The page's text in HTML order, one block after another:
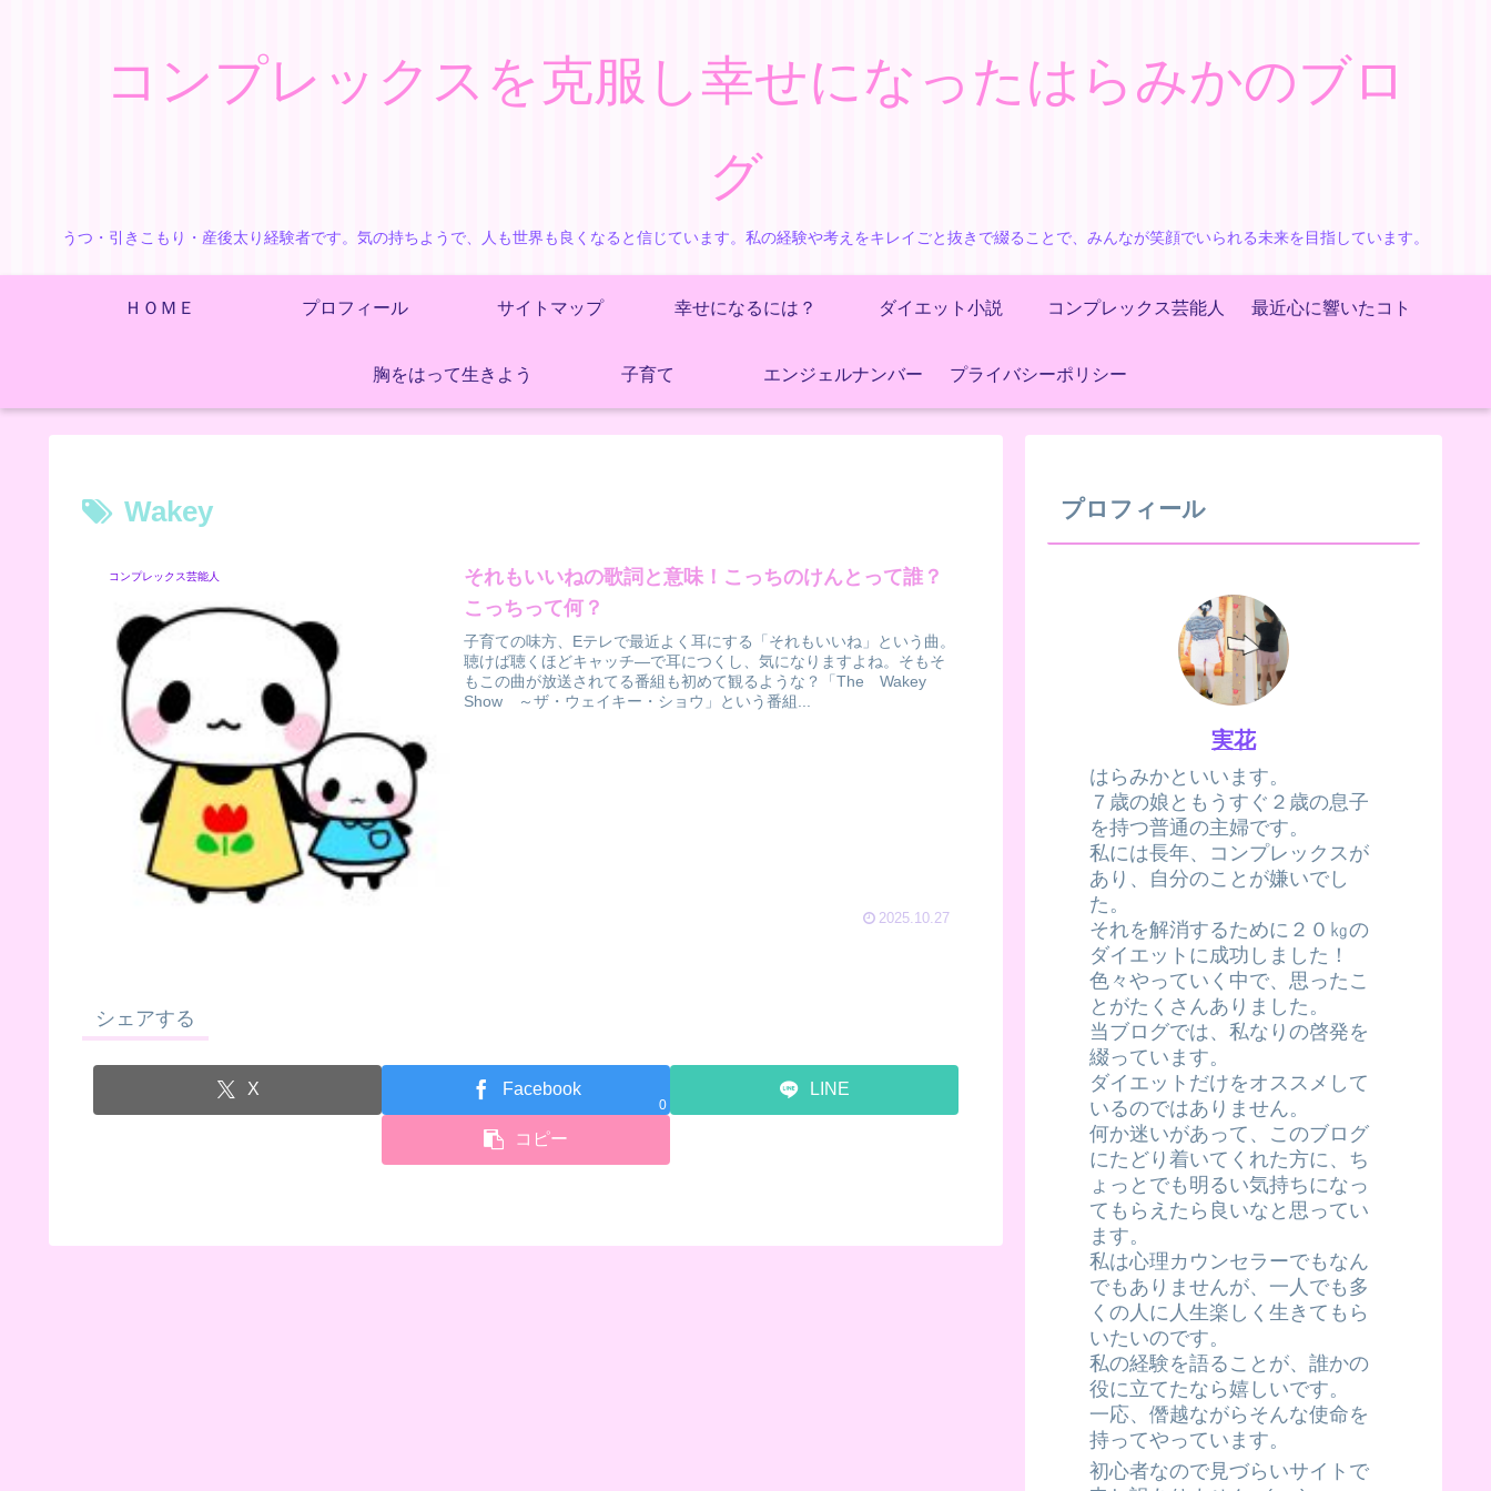
コンプレックスを克服し幸せになったはらみかのブロ
グ
うつ・引きこもり・産後太り経験者です。気の持ちようで、人も世界も良くなると信じています。私の経験や考えをキレイごと抜きで綴ることで、みんなが笑顔でいられる未来を目指しています。
ＨＯＭＥ プロフィール サイトマップ 幸せになるには？ ダイエット小説 コンプレックス芸能人 最近心に響いたコト
胸をはって生きよう 子育て エンジェルナンバー プライバシーポリシー
Wakey
コンプレックス芸能人
それもいいねの歌詞と意味！こっちのけんとって誰？
こっちって何？
子育ての味方、Eテレで最近よく耳にする「それもいいね」という曲。
聴けば聴くほどキャッチ―で耳につくし、気になりますよね。そもそ
もこの曲が放送されてる番組も初めて観るような？「The Wakey
Show ～ザ・ウェイキー・ショウ」という番組...
2025.10.27
シェアする
X Facebook
0
LINE
コピー
プロフィール
実花
はらみかといいます。
７歳の娘ともうすぐ２歳の息子
を持つ普通の主婦です。
私には長年、コンプレックスが
あり、自分のことが嫌いでし
た。
それを解消するために２０㎏の
ダイエットに成功しました！
色々やっていく中で、思ったこ
とがたくさんありました。
当ブログでは、私なりの啓発を
綴っています。
ダイエットだけをオススメして
いるのではありません。
何か迷いがあって、このブログ
にたどり着いてくれた方に、ち
ょっとでも明るい気持ちになっ
てもらえたら良いなと思ってい
ます。
私は心理カウンセラーでもなん
でもありませんが、一人でも多
くの人に人生楽しく生きてもら
いたいのです。
私の経験を語ることが、誰かの
役に立てたなら嬉しいです。
一応、僭越ながらそんな使命を
持ってやっています。
初心者なので見づらいサイトで